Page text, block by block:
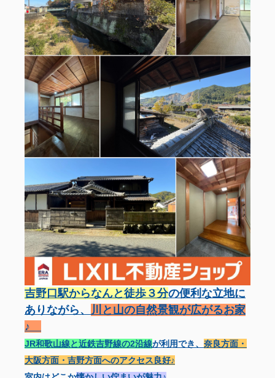
吉野口駅からなんと徒歩３分の便利な立地に
ありながら、
川と山の自然景観が広がるお家
♪
JR和歌山線と近鉄吉野線の2沿線が利用でき、 奈良方面・
大阪方面・吉野方面へのアクセス良好♪